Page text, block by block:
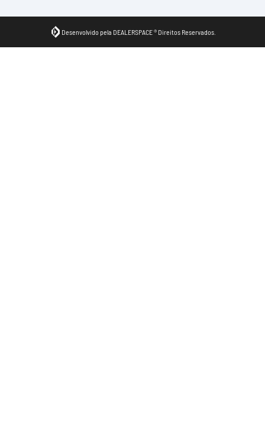
Desenvolvido pela DEALERSPACE ® Direitos Reservados.